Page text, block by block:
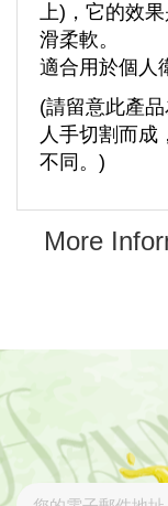
上)，它的效
滑柔軟。
適合用於個人
(請留意此產
人手切割而成
不同。)
More